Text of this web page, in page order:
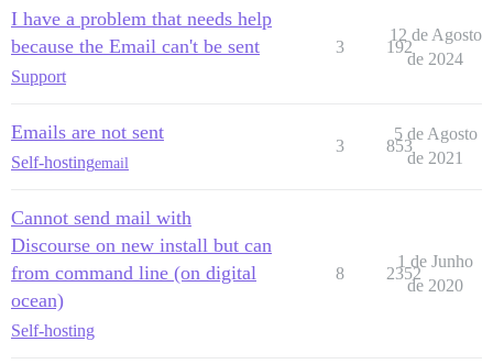
I have a problem that needs help
because the Email can't be sent
Support
3 192
12 de Agosto
de 2024
Emails are not sent
Self-hostingemail
3 853
5 de Agosto
de 2021
Cannot send mail with
Discourse on new install but can
from command line (on digital
ocean)
Self-hosting
8 2352
1 de Junho
de 2020